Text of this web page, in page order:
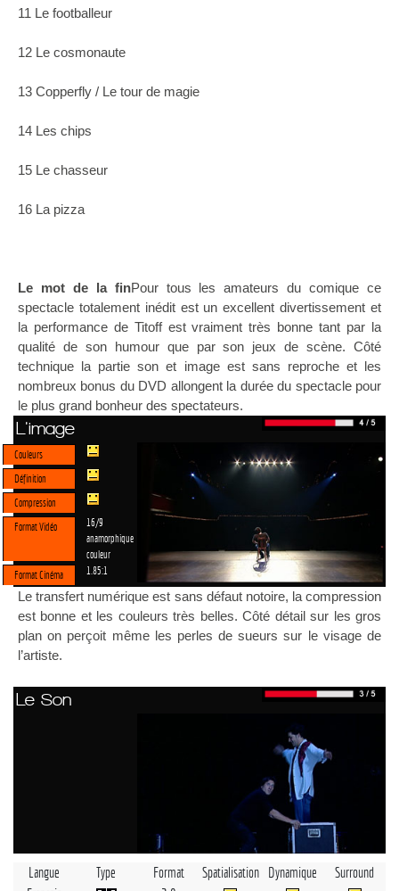
11 Le footballeur
12 Le cosmonaute
13 Copperfly / Le tour de magie
14 Les chips
15 Le chasseur
16 La pizza
Le mot de la finPour tous les amateurs du comique ce
spectacle totalement inédit est un excellent divertissement et
la performance de Titoff est vraiment très bonne tant par la
qualité de son humour que par son jeux de scène. Côté
technique la partie son et image est sans reproche et les
nombreux bonus du DVD allongent la durée du spectacle pour
le plus grand bonheur des spectateurs.
L'image
Couleurs
Définition
Compression
Format Vidéo
16/9
anamorphique
couleur
Format Cinéma
1.85:1
Le transfert numérique est sans défaut notoire, la compression
est bonne et les couleurs très belles. Côté détail sur les gros
plan on perçoit même les perles de sueurs sur le visage de
l’artiste.
Le Son
Langue Type Format Spatialisation Dynamique
Surround